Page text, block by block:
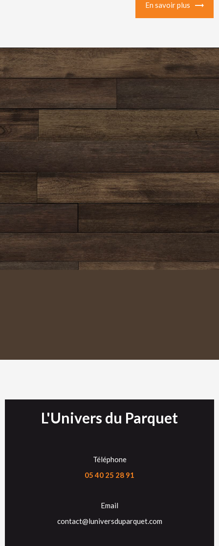
En savoir plus
L'Univers du Parquet
Téléphone
05 40 25 28 91
Email
contact@luniversduparquet.com